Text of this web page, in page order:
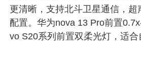
更清晰，支持北斗卫星通信，超
配置。华为nova 13 Pro前置
vo S20系列前置双柔光灯，适合